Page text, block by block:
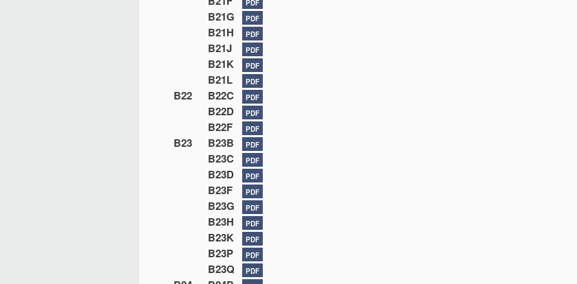
PDF
B21G PDF
B21H PDF
B21J PDF
B21K PDF
B21L PDF
B22 B22C PDF
B22D PDF
B22F PDF
B23 B23B PDF
B23C PDF
B23D PDF
B23F PDF
B23G PDF
B23H PDF
B23K PDF
B23P PDF
B23Q PDF